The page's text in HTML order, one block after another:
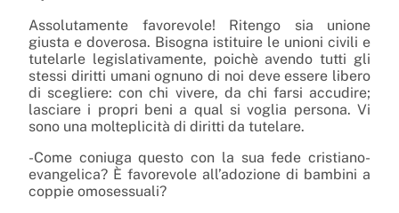
Assolutamente favorevole! Ritengo sia unione
giusta e doverosa. Bisogna istituire le unioni civili e
tutelarle legislativamente, poichè avendo tutti gli
stessi diritti umani ognuno di noi deve essere libero
di scegliere: con chi vivere, da chi farsi accudire;
lasciare i propri beni a qual si voglia persona. Vi
sono una molteplicità di diritti da tutelare.
-Come coniuga questo con la sua fede cristiano-
evangelica? È favorevole all’adozione di bambini a
coppie omosessuali?